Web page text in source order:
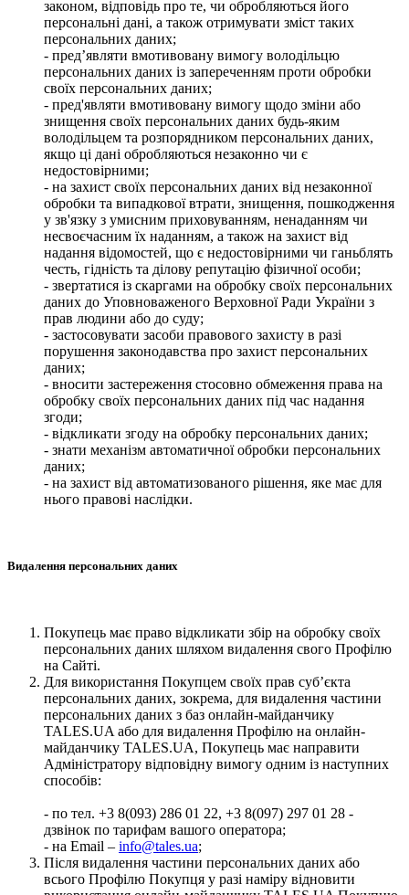
законом, відповідь про те, чи обробляються його
персональні дані, а також отримувати зміст таких
персональних даних;
- пред’являти вмотивовану вимогу володільцю
персональних даних із запереченням проти обробки
своїх персональних даних;
- пред'являти вмотивовану вимогу щодо зміни або
знищення своїх персональних даних будь-яким
володільцем та розпорядником персональних даних,
якщо ці дані обробляються незаконно чи є
недостовірними;
- на захист своїх персональних даних від незаконної
обробки та випадкової втрати, знищення, пошкодження
у зв'язку з умисним приховуванням, ненаданням чи
несвоєчасним їх наданням, а також на захист від
надання відомостей, що є недостовірними чи ганьблять
честь, гідність та ділову репутацію фізичної особи;
- звертатися із скаргами на обробку своїх персональних
даних до Уповноваженого Верховної Ради України з
прав людини або до суду;
- застосовувати засоби правового захисту в разі
порушення законодавства про захист персональних
даних;
- вносити застереження стосовно обмеження права на
обробку своїх персональних даних під час надання
згоди;
- відкликати згоду на обробку персональних даних;
- знати механізм автоматичної обробки персональних
даних;
- на захист від автоматизованого рішення, яке має для
нього правові наслідки.
Видалення персональних даних
Покупець має право відкликати збір на обробку своїх
персональних даних шляхом видалення свого Профілю
на Сайті.
Для використання Покупцем своїх прав суб’єкта
персональних даних, зокрема, для видалення частини
персональних даних з баз онлайн-майданчику
TALES.UA або для видалення Профілю на онлайн-
майданчику TALES.UA, Покупець має направити
Адміністратору відповідну вимогу одним із наступних
способів:
- по тел. +3 8(093) 286 01 22, +3 8(097) 297 01 28 -
дзвінок по тарифам вашого оператора;
- на Email – info@tales.ua;
Після видалення частини персональних даних або
всього Профілю Покупця у разі наміру відновити